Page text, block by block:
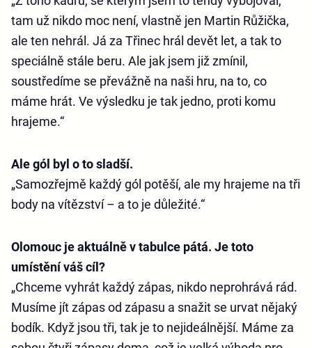
tam už nikdo moc není, vlastně jen Martin Růžička,
ale ten nehrál. Já za Třinec hrál devět let, a tak to
speciálně stále beru. Ale jak jsem již zmínil,
soustředíme se převážně na naši hru, na to, co
máme hrát. Ve výsledku je tak jedno, proti komu
hrajeme.“
Ale gól byl o to sladší.
„Samozřejmě každý gól potěší, ale my hrajeme na tři
body na vítězství – a to je důležité.“
Olomouc je aktuálně v tabulce pátá. Je toto
umístění váš cíl?
„Chceme vyhrát každý zápas, nikdo neprohrává rád.
Musíme jít zápas od zápasu a snažit se urvat nějaký
bodík. Když jsou tři, tak je to nejideálnější. Máme za